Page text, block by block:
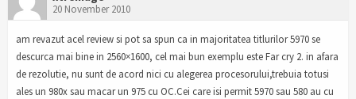
20 November 2010
am revazut acel review si pot sa spun ca in majoritatea titlurilor 5970 se
descurca mai bine in 2560×1600, cel mai bun exemplu este Far cry 2. in afara
de rezolutie, nu sunt de acord nici cu alegerea procesorului,trebuia totusi
ales un 980x sau macar un 975 cu OC.Cei care isi permit 5970 sau 580 au cu